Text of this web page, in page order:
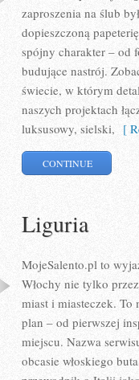
zaproszenia na ślub
dopieszczoną
spójny charakter – od
budujące nastrój.
świecie, w którym
naszych projektach
luksusowy, sielski, [
CONTINUE
Liguria
MojeSalento.pl to
Włochy nie tylko
miast i miasteczek.
plan – od pierwszej
miejscu. Nazwa
obcasie włoskiego